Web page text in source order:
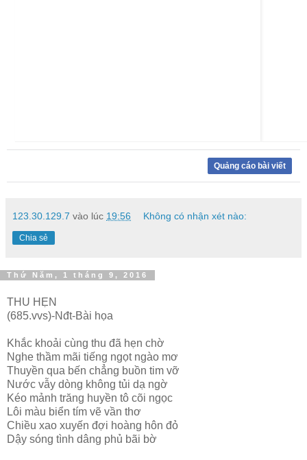
Quảng cáo bài viết
123.30.129.7 vào lúc 19:56 Không có nhận xét nào:
Chia sẻ
Thứ Năm, 1 tháng 9, 2016
THU HẸN
(685.vvs)-Nđt-Bài họa
Khắc khoải cùng thu đã hẹn chờ
Nghe thầm mãi tiếng ngọt ngào mơ
Thuyền qua bến chẳng buồn tim vỡ
Nước vẫy dòng không tủi dạ ngờ
Kéo mảnh trăng huyền tô cõi ngọc
Lôi màu biển tím vẽ vần thơ
Chiều xao xuyến đợi hoàng hôn đỏ
Dậy sóng tình dâng phủ bãi bờ